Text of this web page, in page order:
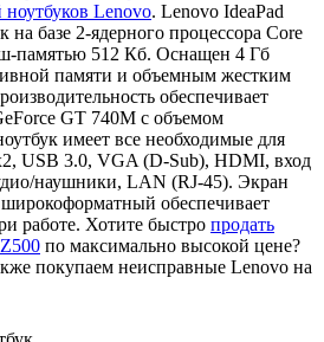
ноутбуков Lenovo. Lenovo IdeaPad
на базе 2-ядерного процессора Core
памятью 512 Кб. Оснащен 4 Гб
памяти и объемным жестким
обеспечивает
GT 740M с объемом
имеет все необходимые для
USB 3.0, VGA (D-Sub), HDMI, вход
наушники, LAN (RJ-45). Экран
обеспечивает
работе. Хотите быстро продать
по максимально высокой цене?
покупаем неисправные Lenovo на